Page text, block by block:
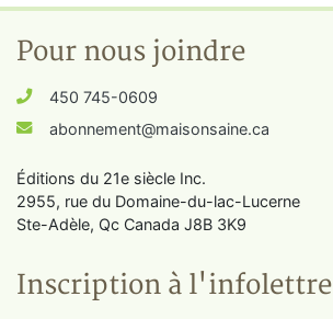
Pour nous joindre
450 745-0609
abonnement@maisonsaine.ca
Éditions du 21e siècle Inc.
2955, rue du Domaine-du-lac-Lucerne
Ste-Adèle, Qc Canada J8B 3K9
Inscription à l'infolettre